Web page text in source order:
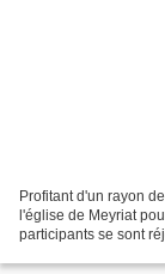
Profitant d'un rayon
l'église de Meyriat
participants se sont